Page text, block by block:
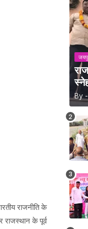
राजनीति के
के पूर्व
By -